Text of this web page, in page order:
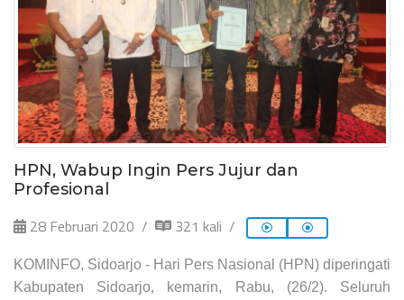
HPN, Wabup Ingin Pers Jujur dan
Profesional
28 Februari 2020 321 kali
KOMINFO, Sidoarjo - Hari Pers Nasional (HPN) diperingati
Kabupaten Sidoarjo, kemarin, Rabu, (26/2). Seluruh